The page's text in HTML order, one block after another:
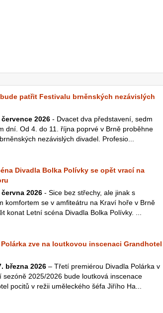
patřit Festivalu brněnských nezávislých
2026 - Dvacet dva představení, sedm
dní. Od 4. do 11. října poprvé v Brně proběhne
nezávislých divadel. Profesio...
Divadla Bolka Polívky se opět vrací na
2026 - Sice bez střechy, ale jinak s
komfortem se v amfiteátru na Kraví hoře v Brně
konat Letní scéna Divadla Bolka Polívky. ...
zve na loutkovou inscenaci Grandhotel
března 2026 – Třetí premiérou Divadla Polárka v
sezóně 2025/2026 bude loutková inscenace
pocitů v režii uměleckého šéfa Jiřího Ha...